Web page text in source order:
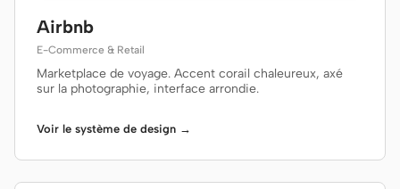
Airbnb
E-Commerce & Retail
Marketplace de voyage. Accent corail chaleureux, axé
sur la photographie, interface arrondie.
Voir le système de design →